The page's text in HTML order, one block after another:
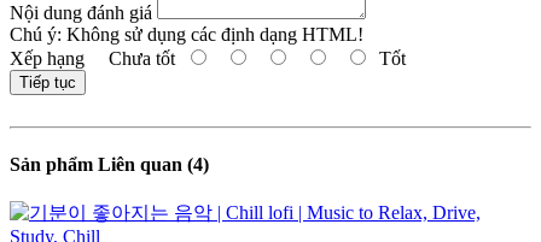
Nội dung đánh giá
Chú ý: Không sử dụng các định dạng HTML!
Xếp hạng Chưa tốt Tốt
Tiếp tục
Sản phẩm Liên quan (4)